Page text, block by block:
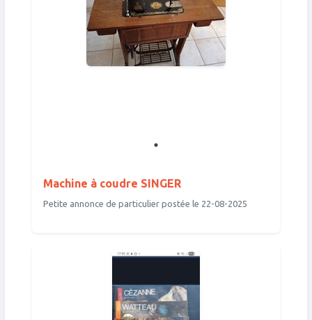
Machine à coudre SINGER
Petite annonce de particulier postée le 22-08-2025